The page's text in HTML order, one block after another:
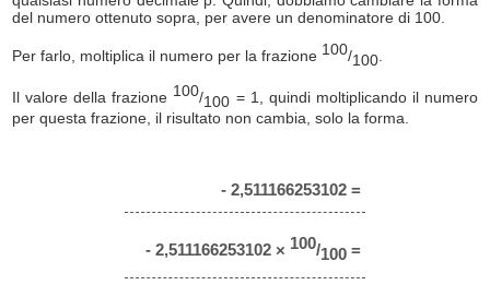
del numero ottenuto sopra, per avere un denominatore di 100.
Per farlo, moltiplica il numero per la frazione 100/100
Il valore della frazione 100/100 = 1, quindi moltiplicando il numero
per questa frazione, il risultato non cambia, solo la forma.
- 2,511166253102 =
- 2,511166253102 × 100/100=